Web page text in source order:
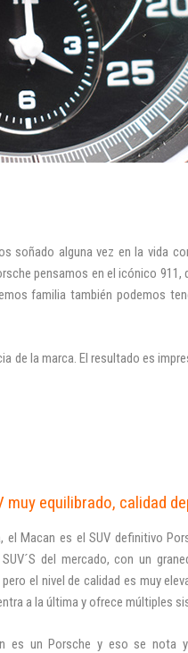
alguna vez en la vida
pensamos en el icónico
familia también podemos
la marca. El resultado es
muy equilibrado, calidad
el Macan es el SUV definitivo
del mercado, con un
pero el nivel de calidad es muy
a la última y ofrece múltiples
es un Porsche y eso se nota